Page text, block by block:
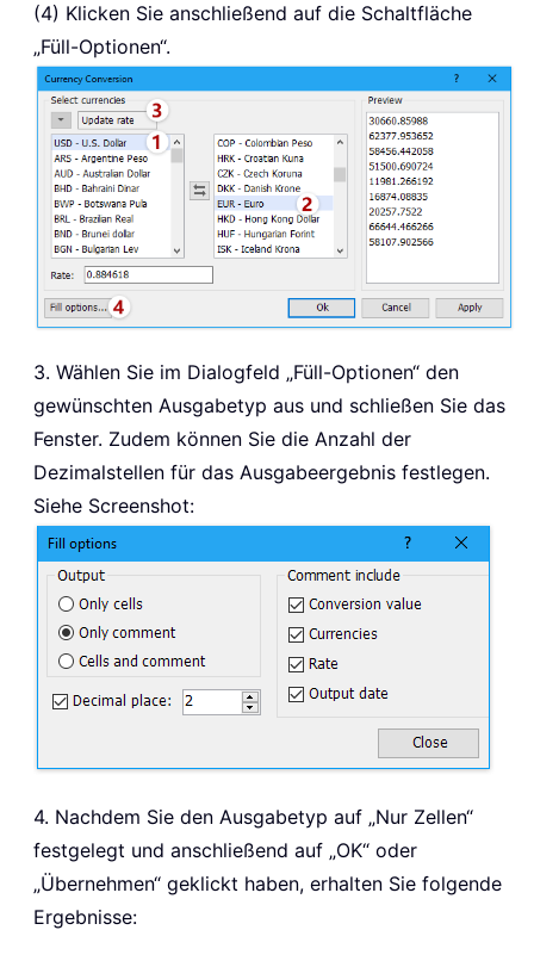
(4) Klicken Sie anschließend auf die Schaltfläche
„Füll-Optionen“.
3. Wählen Sie im Dialogfeld „Füll-Optionen“ den
gewünschten Ausgabetyp aus und schließen Sie das
Fenster. Zudem können Sie die Anzahl der
Dezimalstellen für das Ausgabeergebnis festlegen.
Siehe Screenshot:
4. Nachdem Sie den Ausgabetyp auf „Nur Zellen“
festgelegt und anschließend auf „OK“ oder
„Übernehmen“ geklickt haben, erhalten Sie folgende
Ergebnisse: